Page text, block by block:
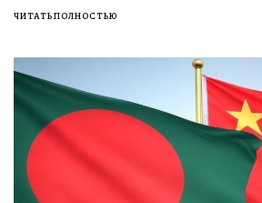
ЧИТАТЬ ПОЛНОСТЬЮ